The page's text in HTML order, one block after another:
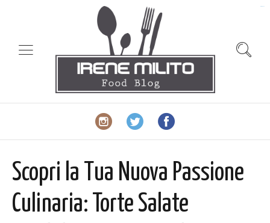
Scopri la Tua Nuova Passione
Culinaria: Torte Salate